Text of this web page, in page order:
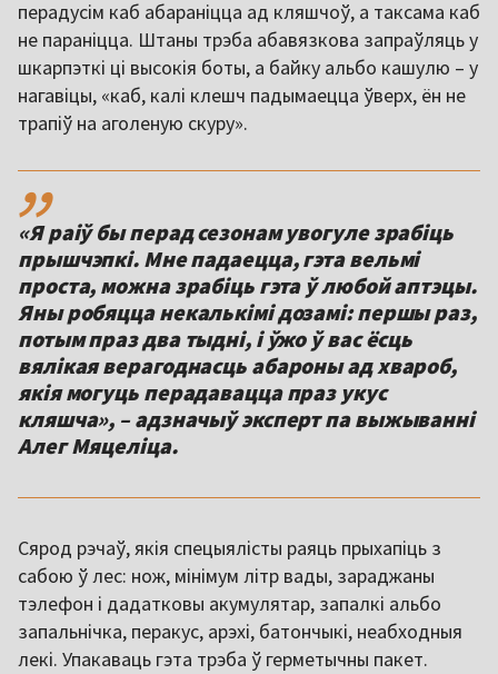
перадусім каб абараніцца ад кляшчоў, а таксама каб
не параніцца. Штаны трэба абавязкова запраўляць у
шкарпэткі ці высокія боты, а байку альбо кашулю – у
нагавіцы, «каб, калі клешч падымаецца ўверх, ён не
трапіў на аголеную скуру».
,,
«Я раіў бы перад сезонам увогуле зрабіць
прышчэпкі. Мне падаецца, гэта вельмі
проста, можна зрабіць гэта ў любой аптэцы.
Яны робяцца некалькімі дозамі: першы раз,
потым праз два тыдні, і ўжо ў вас ёсць
вялікая верагоднасць абароны ад хвароб,
якія могуць перадавацца праз укус
кляшча», – адзначыў эксперт па выжыванні
Алег Мяцеліца.
Сярод рэчаў, якія спецыялісты раяць прыхапіць з
сабою ў лес: нож, мінімум літр вады, зараджаны
тэлефон і дадатковы акумулятар, запалкі альбо
запальнічка, перакус, арэхі, батончыкі, неабходныя
лекі. Упакаваць гэта трэба ў герметычны пакет.